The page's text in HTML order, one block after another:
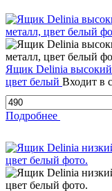
Ящик Delinia высокий
цвет белый Входит в
Подробнее